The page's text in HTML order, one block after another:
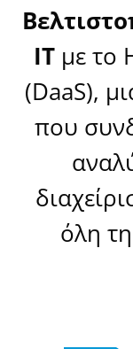
IT με το
(DaaS),
που
όλη